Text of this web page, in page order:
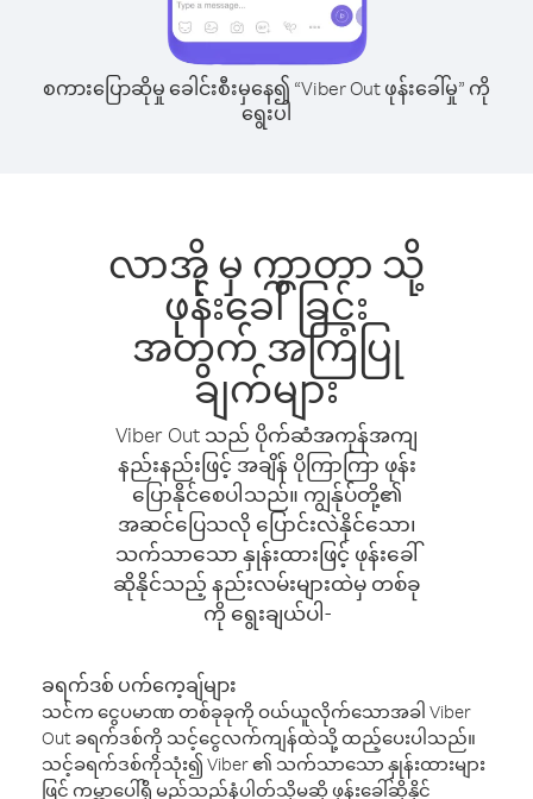
စကားပြောဆိုမှု ခေါင်းစီးမှနေ၍ “Viber Out ဖုန်းခေါ်မှု” ကို
ရွေးပါ
လာအို မှ ကွာတာ သို့
ဖုန်းခေါ်ခြင်း
အတွက် အကြံပြု
ချက်များ
Viber Out သည် ပိုက်ဆံအကုန်အကျ
နည်းနည်းဖြင့် အချိန် ပိုကြာကြာ ဖုန်း
ပြောနိုင်စေပါသည်။ ကျွန်ုပ်တို့၏
အဆင်ပြေသလို ပြောင်းလဲနိုင်သော၊
သက်သာသော နှုန်းထားဖြင့် ဖုန်းခေါ်
ဆိုနိုင်သည့် နည်းလမ်းများထဲမှ တစ်ခု
ကို ရွေးချယ်ပါ-
ခရက်ဒစ် ပက်ကေ့ချ်များ
သင်က ငွေပမာဏ တစ်ခုခုကို ဝယ်ယူလိုက်သောအခါ Viber
Out ခရက်ဒစ်ကို သင့်ငွေလက်ကျန်ထဲသို့ ထည့်ပေးပါသည်။
သင့်ခရက်ဒစ်ကိုသုံး၍ Viber ၏ သက်သာသော နှုန်းထားများ
ဖြင့် ကမ္ဘာပေါ်ရှိ မည်သည့်နံပါတ်သို့မဆို ဖုန်းခေါ်ဆိုနိုင်